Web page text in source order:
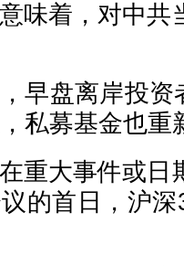
味着，对中共
早盘离岸投
私募基金也重
重大事件或日
的首日，沪